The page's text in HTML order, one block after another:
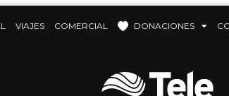
VIAJES COMERCIAL DONACIONES